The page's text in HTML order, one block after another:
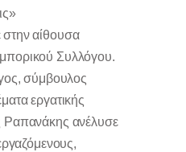
αίθουσα
Συλλόγου.
σύμβουλος
εργατικής
Ραπανάκης ανέλυσε